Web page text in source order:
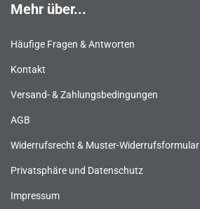
Mehr über...
Häufige Fragen & Antworten
Kontakt
Versand- & Zahlungsbedingungen
AGB
Widerrufsrecht & Muster-Widerrufsformular
Privatsphäre und Datenschutz
Impressum